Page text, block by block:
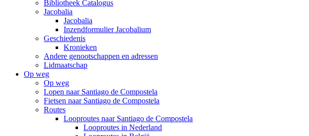
Bibliotheek Catalogus
Jacobalia
Jacobalia
Inzendformulier Jacobalium
Geschiedenis
Kronieken
Andere genootschappen en adressen
Lidmaatschap
Op weg
Op weg
Lopen naar Santiago de Compostela
Fietsen naar Santiago de Compostela
Routes
Looproutes naar Santiago de Compostela
Looproutes in Nederland